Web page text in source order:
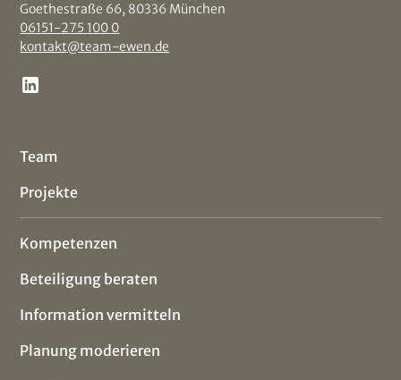
Goethestraße 66, 80336 München
06151-275 100 0
kontakt@team-ewen.de
Team
Projekte
Kompetenzen
Beteiligung beraten
Information vermitteln
Planung moderieren